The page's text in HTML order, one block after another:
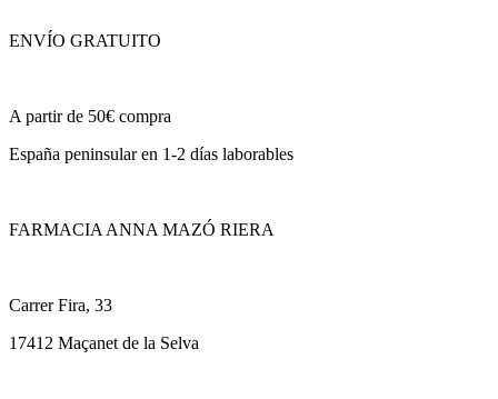
ENVÍO GRATUITO
A partir de 50€ compra
España peninsular en 1-2 días laborables
FARMACIA ANNA MAZÓ RIERA
Carrer Fira, 33
17412 Maçanet de la Selva